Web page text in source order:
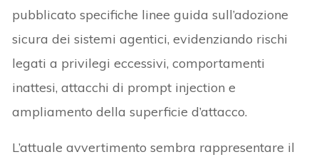
pubblicato specifiche linee guida sull’adozione
sicura dei sistemi agentici, evidenziando rischi
legati a privilegi eccessivi, comportamenti
inattesi, attacchi di prompt injection e
ampliamento della superficie d’attacco.
L’attuale avvertimento sembra rappresentare il